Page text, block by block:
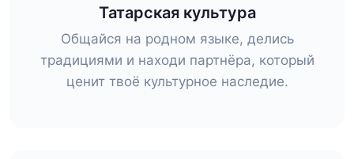
Татарская культура
Общайся на родном языке, делись
традициями и находи партнёра, который
ценит твоё культурное наследие.